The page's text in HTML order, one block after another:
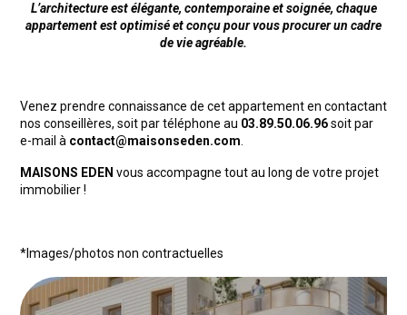
L’architecture est élégante, contemporaine et soignée, chaque
appartement est optimisé et conçu pour vous procurer un cadre
de vie agréable.
Venez prendre connaissance de cet appartement en contactant
nos conseillères, soit par téléphone au 03.89.50.06.96soit par
e-mail à contact@maisonseden.com
MAISONS EDEN vous accompagne tout au long de votre projet
immobilier !
*Images/photos non contractuelles